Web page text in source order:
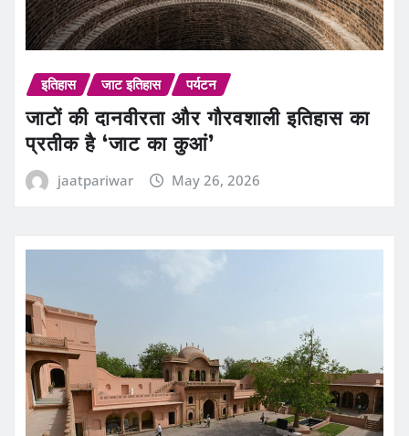
इतिहास जाट इतिहास पर्यटन
जाटों की दानवीरता और गौरवशाली इतिहास का
प्रतीक है ‘जाट का कुआं’
jaatpariwar May 26, 2026